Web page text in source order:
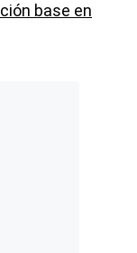
base en